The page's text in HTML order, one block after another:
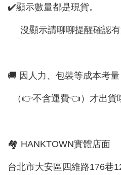
✔️顯示數量都是現貨。
沒顯示請聊聊提醒確認
🚚 因人力、包裝等成本考
（👉不含運費👈）才出貨
🏘 HANKTOWN實體店面
台北市大安區四維路176巷